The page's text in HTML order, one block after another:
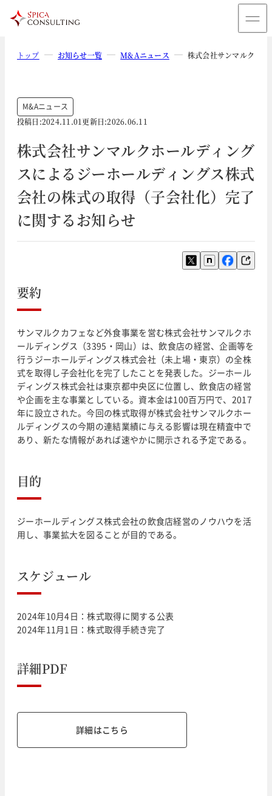
トップ お知らせ一覧 M&Aニュース 株式会社サンマルクホ
M&Aニュース
投稿日:2024.11.01更新日:2026.06.11
株式会社サンマルクホールディング
スによるジーホールディングス株式
会社の株式の取得（子会社化）完了
に関するお知らせ
要約
サンマルクカフェなど外食事業を営む株式会社サンマルクホ
ールディングス（3395・岡山）は、飲食店の経営、企画等を
行うジーホールディングス株式会社（未上場・東京）の全株
式を取得し子会社化を完了したことを発表した。ジーホール
ディングス株式会社は東京都中央区に位置し、飲食店の経営
や企画を主な事業としている。資本金は100百万円で、2017
年に設立された。今回の株式取得が株式会社サンマルクホー
ルディングスの今期の連結業績に与える影響は現在精査中で
あり、新たな情報があれば速やかに開示される予定である。
目的
ジーホールディングス株式会社の飲食店経営のノウハウを活
用し、事業拡大を図ることが目的である。
スケジュール
2024年10月4日：株式取得に関する公表
2024年11月1日：株式取得手続き完了
詳細PDF
詳細はこちら